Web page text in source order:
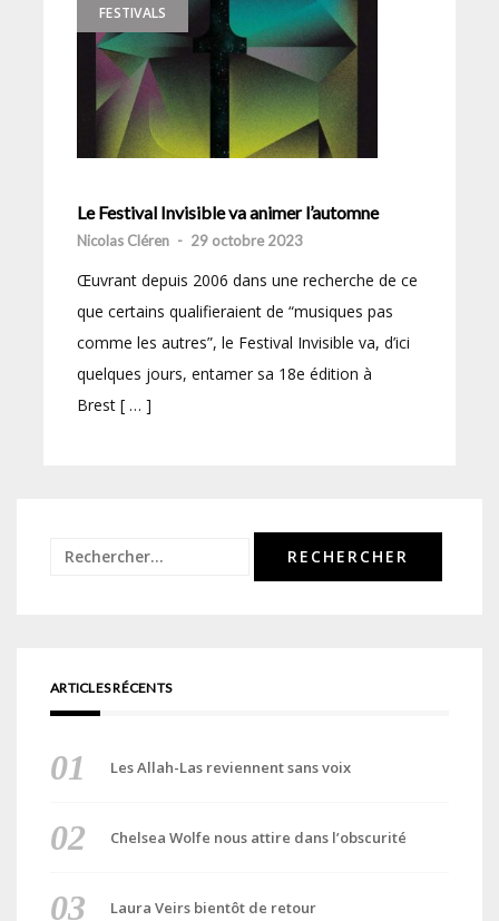
FESTIVALS
Le Festival Invisible va animer l’automne
Nicolas Cléren - 29 octobre 2023
Œuvrant depuis 2006 dans une recherche de ce
que certains qualifieraient de “musiques pas
comme les autres”, le Festival Invisible va, d’ici
quelques jours, entamer sa 18e édition à
Brest [ … ]
Rechercher :
ARTICLES RÉCENTS
Les Allah-Las reviennent sans voix
Chelsea Wolfe nous attire dans l’obscurité
Laura Veirs bientôt de retour